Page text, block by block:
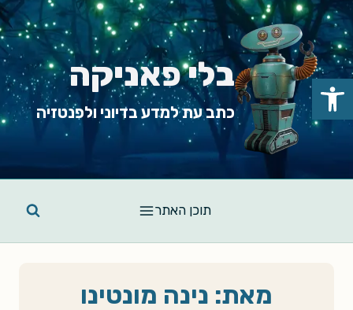
Skip
to
content
בלי פאניקה
כתב עת למדע בדיוני ולפנטזיה
תוכן האתר
מאת: נינה מונטינו
פתח סרגל נגישות